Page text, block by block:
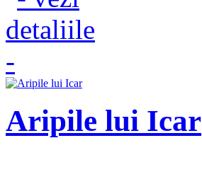
Aripile lui Icar